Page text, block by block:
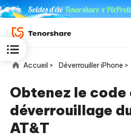
for iOS
Accueil > Déverrouiller iPhone >
Obtenez le code
déverrouillage
AT&T